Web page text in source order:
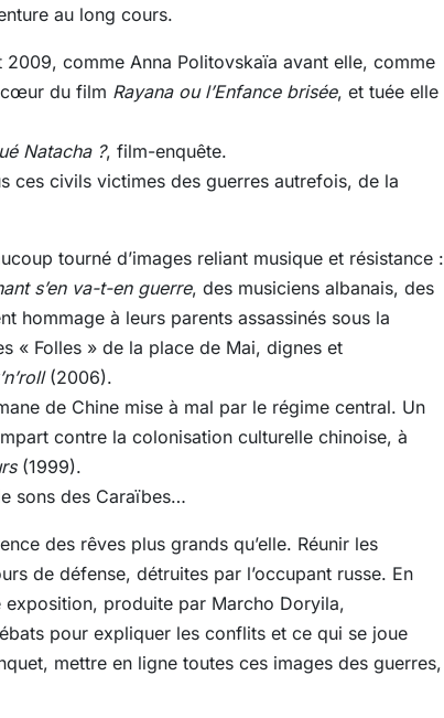
au long cours.
2009, comme Anna Politovskaïa avant elle, comme
cœur du film Rayana ou l’Enfance brisée, et tuée elle
Natacha ?, film-enquête.
ces civils victimes des guerres autrefois, de la
tourné d’images reliant musique et résistance :
s’en va-t-en guerre, des musiciens albanais, des
hommage à leurs parents assassinés sous la
« Folles » de la place de Mai, dignes et
(2006).
de Chine mise à mal par le régime central. Un
contre la colonisation culturelle chinoise, à
(1999).
sons des Caraïbes…
des rêves plus grands qu’elle. Réunir les
de défense, détruites par l’occupant russe. En
produite par Marcho Doryila,
pour expliquer les conflits et ce qui se joue
mettre en ligne toutes ces images des guerres,